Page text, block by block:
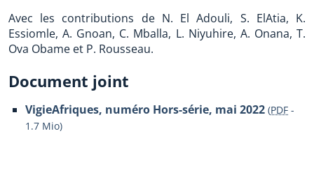
Avec les contributions de N. El Adouli, S. ElAtia, K.
Essiomle, A. Gnoan, C. Mballa, L. Niyuhire, A. Onana, T.
Ova Obame et P. Rousseau.
Document joint
VigieAfriques, numéro Hors-série, mai 2022 (PDF -
1.7 Mio)